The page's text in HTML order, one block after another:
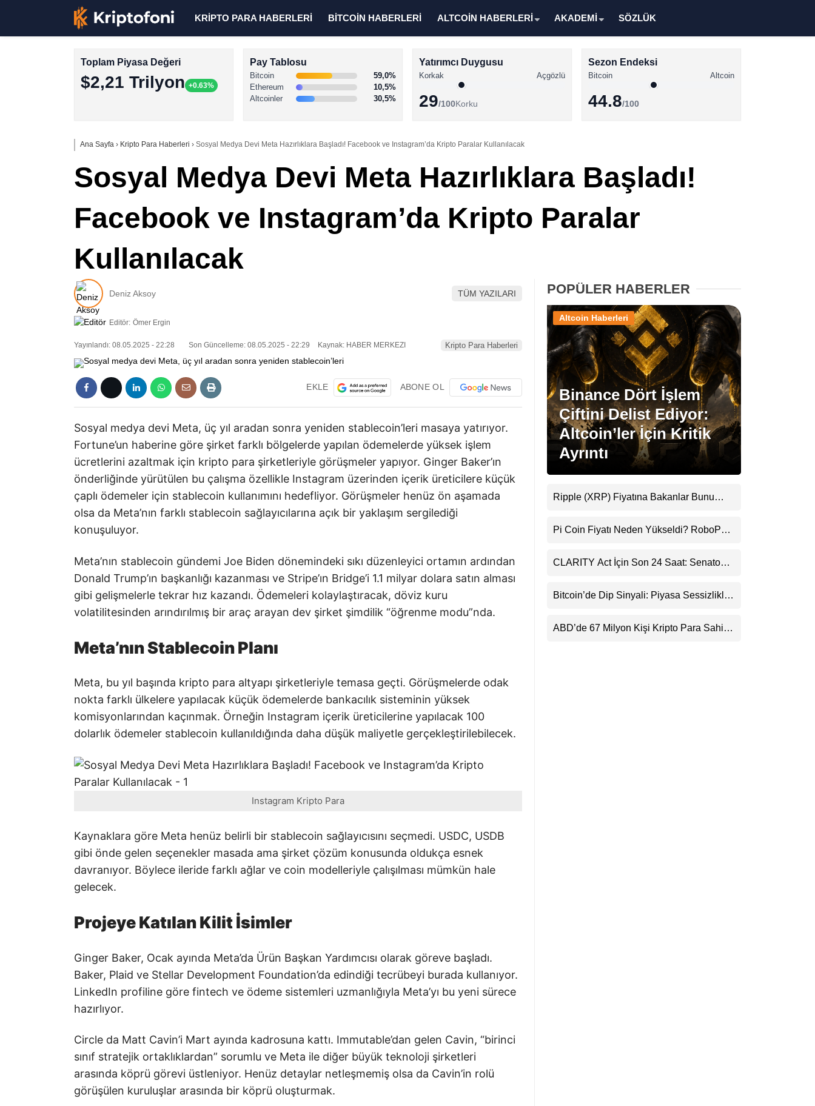
Altcoin Haberleri
Stablecoin Haberleri
Facebook
Instagram
Youtube
Telegram
KRİPTO PARA HABERLERİ BİTCOİN HABERLERİ ALTCOİN HABERLERİ AKADEMİ SÖZLÜK
Toplam Piyasa Değeri
$2,21 Trilyon +0.63%
Pay Tablosu
Bitcoin
59,0%
Ethereum
10,5%
Altcoinler
30,5%
Yatırımcı Duygusu
Korkak Açgözlü
29/100Korku
Sezon Endeksi
Bitcoin Altcoin
44.8/100
Ana Sayfa › Kripto Para Haberleri › Sosyal Medya Devi Meta Hazırlıklara Başladı! Facebook ve Instagram’da Kripto Paralar Kullanılacak
Sosyal Medya Devi Meta Hazırlıklara Başladı!
Facebook ve Instagram’da Kripto Paralar
Kullanılacak
Deniz Aksoy TÜM YAZILARI
Editör: Ömer Ergin
Yayınlandı: 08.05.2025 - 22:28 Son Güncelleme: 08.05.2025 - 22:29 Kaynak: HABER MERKEZI Kripto Para Haberleri
EKLE ABONE OL
Sosyal medya devi Meta, üç yıl aradan sonra yeniden stablecoin’leri masaya yatırıyor.
Fortune’un haberine göre şirket farklı bölgelerde yapılan ödemelerde yüksek işlem
ücretlerini azaltmak için kripto para şirketleriyle görüşmeler yapıyor. Ginger Baker’ın
önderliğinde yürütülen bu çalışma özellikle Instagram üzerinden içerik üreticilere küçük
çaplı ödemeler için stablecoin kullanımını hedefliyor. Görüşmeler henüz ön aşamada
olsa da Meta’nın farklı stablecoin sağlayıcılarına açık bir yaklaşım sergilediği
konuşuluyor.
Meta’nın stablecoin gündemi Joe Biden dönemindeki sıkı düzenleyici ortamın ardından
Donald Trump’ın başkanlığı kazanması ve Stripe’ın Bridge’i 1.1 milyar dolara satın alması
gibi gelişmelerle tekrar hız kazandı. Ödemeleri kolaylaştıracak, döviz kuru
volatilitesinden arındırılmış bir araç arayan dev şirket şimdilik “öğrenme modu”nda.
Meta’nın Stablecoin Planı
Meta, bu yıl başında kripto para altyapı şirketleriyle temasa geçti. Görüşmelerde odak
nokta farklı ülkelere yapılacak küçük ödemelerde bankacılık sisteminin yüksek
komisyonlarından kaçınmak. Örneğin Instagram içerik üreticilerine yapılacak 100
dolarlık ödemeler stablecoin kullanıldığında daha düşük maliyetle gerçekleştirilebilecek.
Instagram Kripto Para
Kaynaklara göre Meta henüz belirli bir stablecoin sağlayıcısını seçmedi. USDC, USDB
gibi önde gelen seçenekler masada ama şirket çözüm konusunda oldukça esnek
davranıyor. Böylece ileride farklı ağlar ve coin modelleriyle çalışılması mümkün hale
gelecek.
Projeye Katılan Kilit İsimler
Ginger Baker, Ocak ayında Meta’da Ürün Başkan Yardımcısı olarak göreve başladı.
Baker, Plaid ve Stellar Development Foundation’da edindiği tecrübeyi burada kullanıyor.
LinkedIn profiline göre fintech ve ödeme sistemleri uzmanlığıyla Meta’yı bu yeni sürece
hazırlıyor.
Circle da Matt Cavin’i Mart ayında kadrosuna kattı. Immutable’dan gelen Cavin, “birinci
sınıf stratejik ortaklıklardan” sorumlu ve Meta ile diğer büyük teknoloji şirketleri
arasında köprü görevi üstleniyor. Henüz detaylar netleşmemiş olsa da Cavin’in rolü
görüşülen kuruluşlar arasında bir köprü oluşturmak.
POPÜLER HABERLER
Binance Dört İşlem
Çiftini Delist Ediyor:
Altcoin’ler İçin Kritik
Ayrıntı
Altcoin Haberleri
Ripple (XRP) Fiyatına Bakanlar Bunu
Uyarı
Pi Coin Fiyatı Neden Yükseldi? RoboPay
Destekledi
CLARITY Act İçin Son 24 Saat: Senato
Beklentisini Bozabilir
Bitcoin’de Dip Sinyali: Piyasa Sessizlikle
ABD’de 67 Milyon Kişi Kripto Para Sahibi: